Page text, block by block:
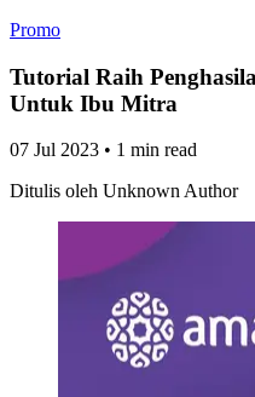
Promo
Tutorial Raih
Untuk Ibu Mitra
07 Jul 2023 • 1 min read
Ditulis oleh Unknown Author